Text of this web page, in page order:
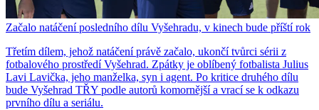
Začalo natáčení posledního dílu Vyšehradu, v kinech bude příští rok
Třetím dílem, jehož natáčení právě začalo, ukončí tvůrci sérii z
fotbalového prostředí Vyšehrad. Zpátky je oblíbený fotbalista Julius
Lavi Lavička, jeho manželka, syn i agent. Po kritice druhého dílu
bude Vyšehrad TŘY podle autorů komornější a vrací se k odkazu
prvního dílu a seriálu.